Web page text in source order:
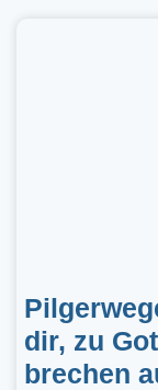
dir, zu
brechen